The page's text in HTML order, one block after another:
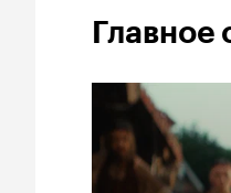
Главное